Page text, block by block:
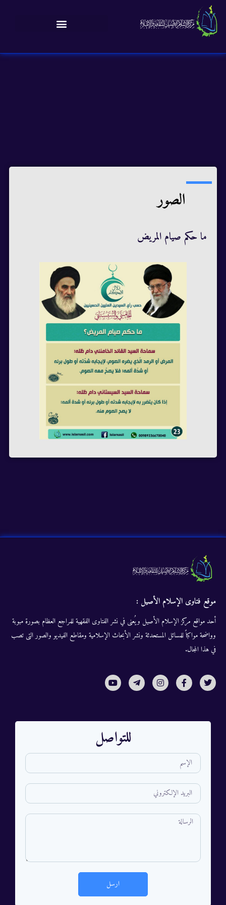
الصور
ما حكم صيام المريض
موقع فتاوى الإسلام الأصيل :
أحد مواقع مركز الإسلام الأصيل ويُعنى في نشر الفتاوى الفقهية للمراجع العظام بصورة مبوبة
وواضحة مواكباً للمسائل المستحدثة ونشر الأبحاث الإسلامية ومقاطع الفيديو والصور التى تصب
في هذا المجال.
للتواصل
ارسل